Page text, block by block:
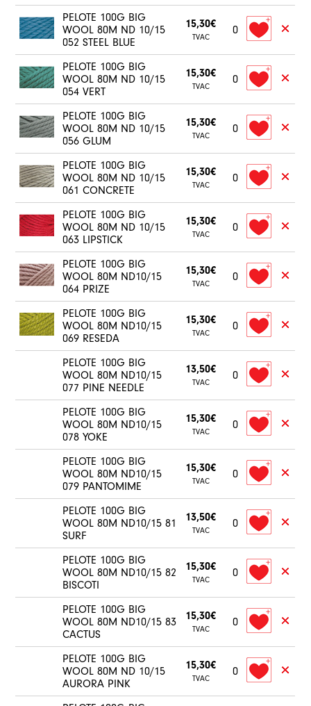
PELOTE 100G BIG
WOOL 80M ND 10/15
052 STEEL BLUE
15,30€
TVAC
0
PELOTE 100G BIG
WOOL 80M ND 10/15
054 VERT
15,30€
TVAC
0
PELOTE 100G BIG
WOOL 80M ND 10/15
056 GLUM
15,30€
TVAC
0
PELOTE 100G BIG
WOOL 80M ND 10/15
061 CONCRETE
15,30€
TVAC
0
PELOTE 100G BIG
WOOL 80M ND 10/15
063 LIPSTICK
15,30€
TVAC
0
PELOTE 100G BIG
WOOL 80M ND10/15
064 PRIZE
15,30€
TVAC
0
PELOTE 100G BIG
WOOL 80M ND10/15
069 RESEDA
15,30€
TVAC
0
PELOTE 100G BIG
WOOL 80M ND10/15
077 PINE NEEDLE
13,50€
TVAC
0
PELOTE 100G BIG
WOOL 80M ND10/15
078 YOKE
15,30€
TVAC
0
PELOTE 100G BIG
WOOL 80M ND10/15
079 PANTOMIME
15,30€
TVAC
0
PELOTE 100G BIG
WOOL 80M ND10/15 81
SURF
13,50€
TVAC
0
PELOTE 100G BIG
WOOL 80M ND10/15 82
BISCOTI
15,30€
TVAC
0
PELOTE 100G BIG
WOOL 80M ND10/15 83
CACTUS
15,30€
TVAC
0
PELOTE 100G BIG
WOOL 80M ND 10/15
AURORA PINK
15,30€
TVAC
0